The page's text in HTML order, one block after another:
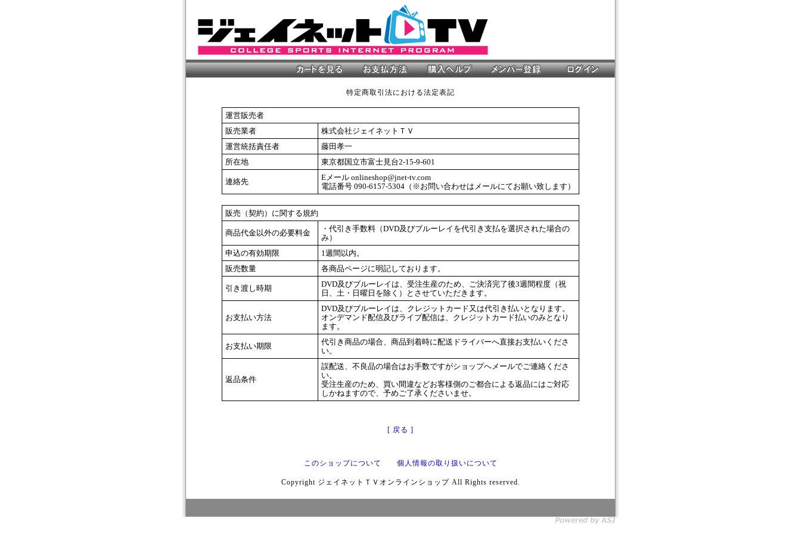
特定商取引法における法定表記
運営販売者
販売業者
株式会社ジェイネットＴＶ
運営統括責任者
藤田孝一
所在地
東京都国立市富士見台2-15-9-601
連絡先
Eメール onlineshop@jnet-tv.com
電話番号 090-6157-5304（※お問い合わせはメールにてお願い致します）
販売（契約）に関する規約
商品代金以外の必要料金
・代引き手数料（DVD及びブルーレイを代引き支払を選択された場合の
み）
申込の有効期限
1週間以内。
販売数量
各商品ページに明記しております。
引き渡し時期
DVD及びブルーレイは、受注生産のため、ご決済完了後3週間程度（祝
日、土・日曜日を除く）とさせていただきます。
お支払い方法
DVD及びブルーレイは、クレジットカード又は代引き払いとなります。
オンデマンド配信及びライブ配信は、クレジットカード払いのみとなり
ます。
お支払い期限
代引き商品の場合、商品到着時に配送ドライバーへ直接お支払いくださ
い。
返品条件
誤配送、不良品の場合はお手数ですがショップへメールでご連絡くださ
い。
受注生産のため、買い間違などお客様側のご都合による返品にはご対応
しかねますので、予めご了承くださいませ。
[ 戻る ]
このショップについて 個人情報の取り扱いについて
Copyright ジェイネットＴＶオンラインショップ All Rights reserved.